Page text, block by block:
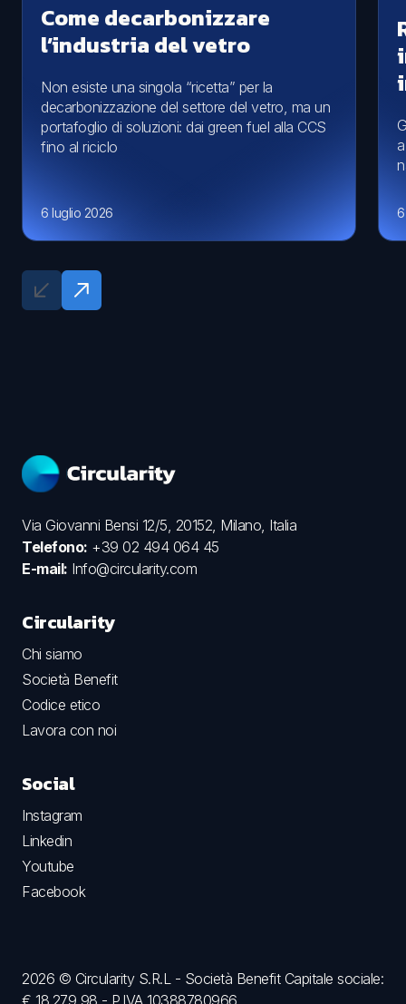
Come decarbonizzare
l’industria del vetro
Non esiste una singola “ricetta” per la
decarbonizzazione del settore del vetro, ma un
portafoglio di soluzioni: dai green fuel alla CCS
fino al riciclo
6 luglio 2026
Via Giovanni Bensi 12/5, 20152, Milano, Italia
Telefono: +39 02 494 064 45
E-mail: Info@circularity.com
Circularity
Chi siamo
Società Benefit
Codice etico
Lavora con noi
Social
Instagram
Linkedin
Youtube
Facebook
2026 © Circularity S.R.L - Società Benefit Capitale sociale: